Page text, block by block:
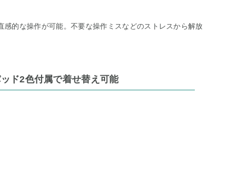
感的な操作が可能。不要な操作ミスなどのストレスから解放
ド2色付属で着せ替え可能